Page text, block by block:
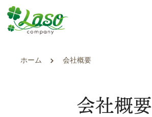
ホーム 会社概要
会社概要